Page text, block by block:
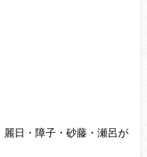
日・障子・砂藤・瀬呂が